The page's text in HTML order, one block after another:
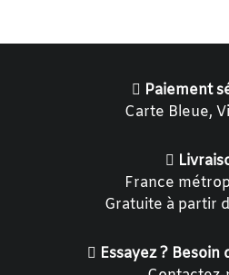
Paiement
Carte Bleue,
France
Gratuite à partir
Essayez ? Besoin